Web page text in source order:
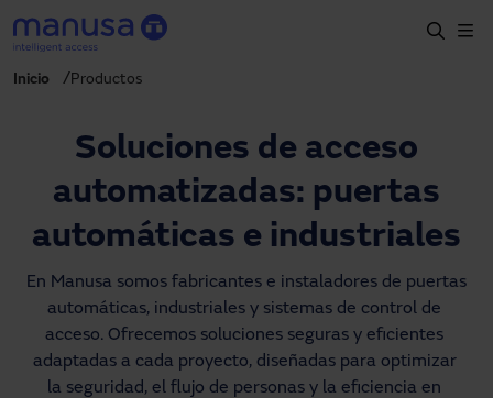
Skip to main content
Productos y sectores
Servicios
Especificación
Proyectos
Blog
Sobre nosotros
Inicio Productos
Soluciones de acceso
automatizadas: puertas
automáticas e industriales
En Manusa somos fabricantes e instaladores de puertas
automáticas, industriales y sistemas de control de
acceso. Ofrecemos soluciones seguras y eficientes
adaptadas a cada proyecto, diseñadas para optimizar
la seguridad, el flujo de personas y la eficiencia en